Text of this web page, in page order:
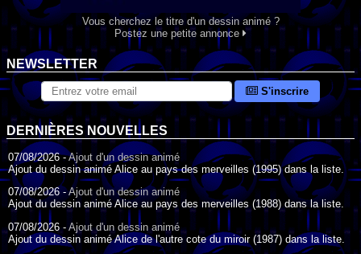
Vous cherchez le titre d'un dessin animé ?
Postez une petite annonce
NEWSLETTER
S'inscrire
DERNIÈRES NOUVELLES
07/08/2026 -Ajout d'un dessin animé
Ajout du dessin animé Alice au pays des merveilles (1995) dans la liste.
07/08/2026 -Ajout d'un dessin animé
Ajout du dessin animé Alice au pays des merveilles (1988) dans la liste.
07/08/2026 - Ajout d'un dessin animé
Ajout du dessin animé Alice de l'autre cote du miroir (1987) dans la liste.